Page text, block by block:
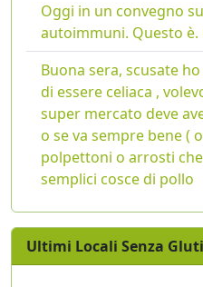
Oggi in un convegno
autoimmuni. Questo è.
Buona sera, scusate
di essere celiaca ,
super mercato deve
o se va sempre bene (
polpettoni o arrosti
semplici cosce di pollo
Ultimi Locali Senza